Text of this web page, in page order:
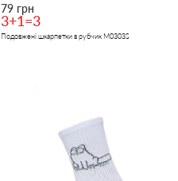
79 грн
3+1=3
Подовжені шкарпетки в рубчик M0303S